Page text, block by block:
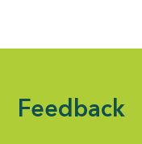
Feedback